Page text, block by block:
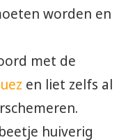
worden en
met de
en liet zelfs al
huiverig